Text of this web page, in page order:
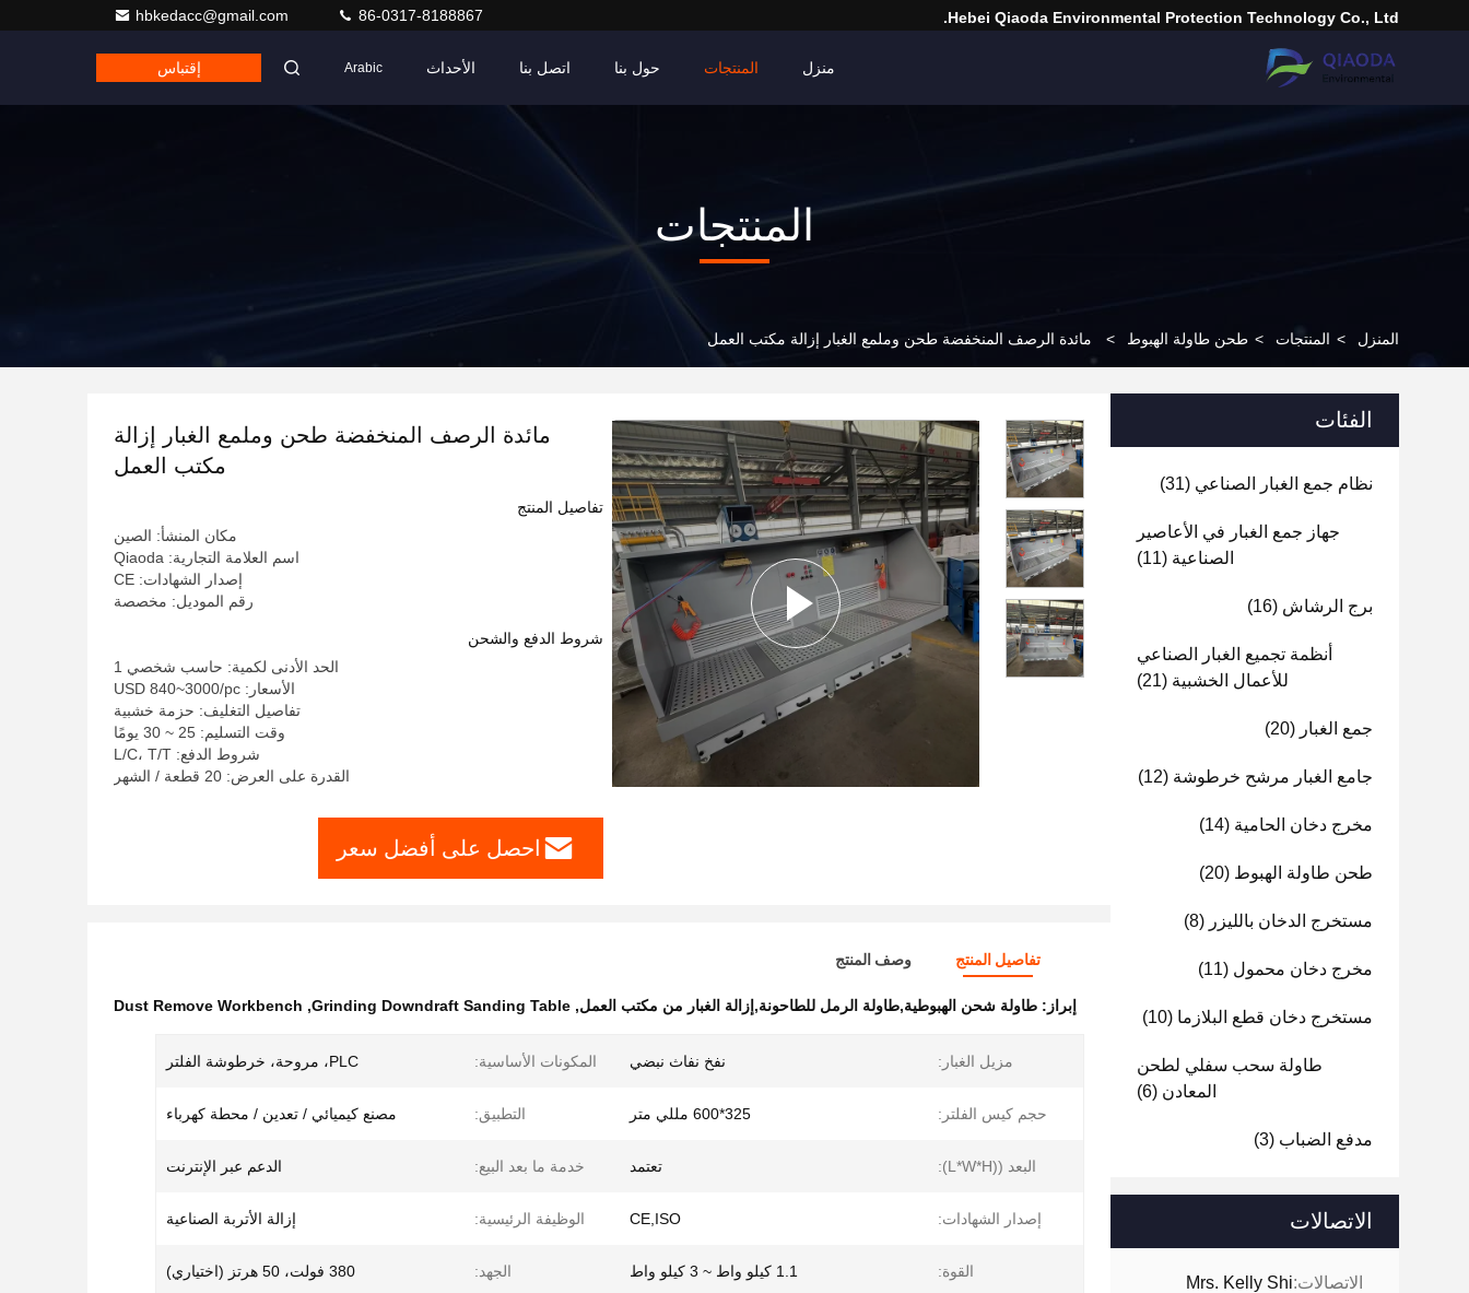
Hebei Qiaoda Environmental Protection Technology Co., Ltd.
hbkedacc@gmail.com 86-0317-8188867
منزل المنتجات حول بنا اتصل بنا الأحداث Arabic إقتباس
المنتجات
المنزل > المنتجات > طحن طاولة الهبوط > مائدة الرصف المنخفضة طحن وملمع الغبار إزالة مكتب العمل
الفئات
نظام جمع الغبار الصناعي (31)
جهاز جمع الغبار في الأعاصير
الصناعية (11)
برج الرشاش (16)
أنظمة تجميع الغبار الصناعي
للأعمال الخشبية (21)
جمع الغبار (20)
جامع الغبار مرشح خرطوشة (12)
مخرج دخان الحامية (14)
طحن طاولة الهبوط (20)
مستخرج الدخان بالليزر (8)
مخرج دخان محمول (11)
مستخرج دخان قطع البلازما (10)
طاولة سحب سفلي لطحن
المعادن (6)
مدفع الضباب (3)
الاتصالات
الاتصالات:Mrs. Kelly Shi
مائدة الرصف المنخفضة طحن وملمع الغبار إزالة
مكتب العمل
تفاصيل المنتج
مكان المنشأ: الصين
اسم العلامة التجارية: Qiaoda
إصدار الشهادات: CE
رقم الموديل: مخصصة
شروط الدفع والشحن
الحد الأدنى لكمية: حاسب شخصي 1
الأسعار: USD 840~3000/pc
تفاصيل التغليف: حزمة خشبية
وقت التسليم: 25 ~ 30 يومًا
شروط الدفع: L/C، T/T
القدرة على العرض: 20 قطعة / الشهر
احصل على أفضل سعر
تفاصيل المنتج وصف المنتج
إبراز: طاولة شحن الهبوطية,طاولة الرمل للطاحونة,إزالة الغبار من مكتب العمل,
Grinding Downdraft Sanding Table
,
Dust Remove Workbench
مزيل الغبار: نفخ نفاث نبضي المكونات الأساسية: PLC، مروحة، خرطوشة الفلتر
حجم كيس الفلتر: 325*600 مللي متر التطبيق: مصنع كيميائي / تعدين / محطة كهرباء
البعد ((L*W*H): تعتمد خدمة ما بعد البيع: الدعم عبر الإنترنت
إصدار الشهادات: CE,ISO الوظيفة الرئيسية: إزالة الأتربة الصناعية
القوة: 1.1 كيلو واط ~ 3 كيلو واط الجهد: 380 فولت، 50 هرتز (اختياري)